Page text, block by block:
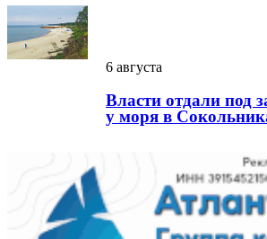
6 августа
Власти отдали под
у моря в